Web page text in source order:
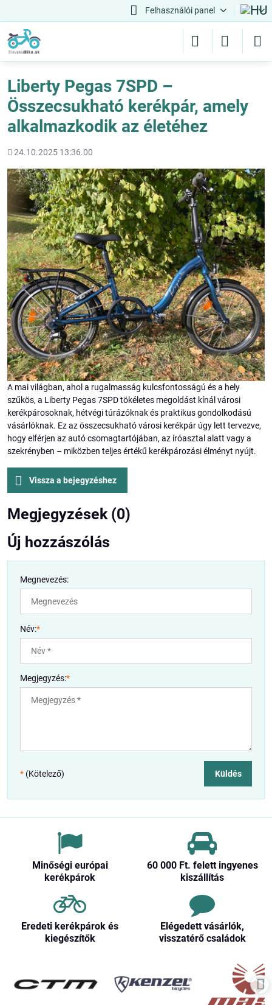
Felhasználói panel
Liberty Pegas 7SPD –
Összecsukható kerékpár, amely
alkalmazkodik az életéhez
Hozááadott
24.10.2025 13:36.00
A mai világban, ahol a rugalmasság kulcsfontosságú és a hely
szűkös, a Liberty Pegas 7SPD tökéletes megoldást kínál városi
kerékpárosoknak, hétvégi túrázóknak és praktikus gondolkodású
vásárlóknak. Ez az összecsukható városi kerékpár úgy lett tervezve,
hogy elférjen az autó csomagtartójában, az íróasztal alatt vagy a
szekrényben – miközben teljes értékű kerékpározási élményt nyújt.
Vissza a bejegyzéshez
Megjegyzések (0)
Új hozzászólás
Megnevezés:
Név:*
Megjegyzés:*
* (Kötelező) Küldés
Minőségi európai
kerékpárok
60 000 Ft​. felett ingyenes
kiszállítás
Eredeti kerékpárok és
kiegészítők
Elégedett vásárlók,
visszatérő családok